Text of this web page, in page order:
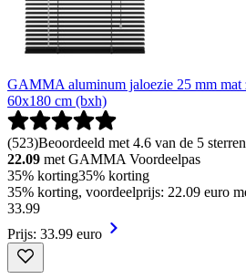
GAMMA aluminum jaloezie 25 mm mat
60x180 cm (bxh)
(523)Beoordeeld met 4.6 van de 5
22.09 met GAMMA Voordeelpas
35% korting35% korting
35% korting, voordeelprijs: 22.09 euro
33.99
Prijs: 33.99 euro